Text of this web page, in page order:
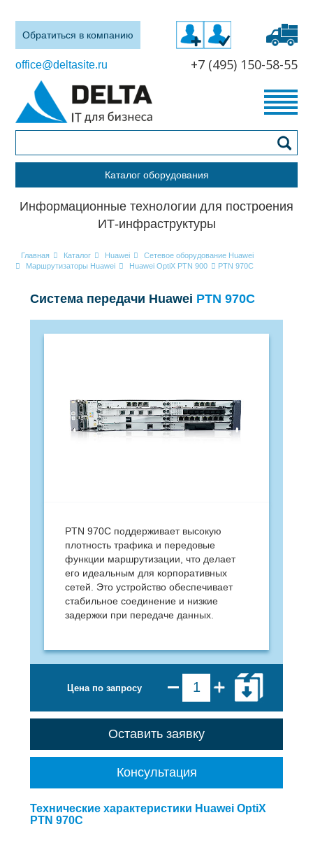
Обратиться в компанию
office@deltasite.ru +7 (495) 150-58-55
Каталог оборудования
Информационные технологии для построения
ИТ-инфраструктуры
Главная Каталог Huawei
Сетевое оборудование Huawei
Маршрутизаторы Huawei
Huawei OptiX PTN 900 PTN 970C
Система передачи Huawei PTN 970C
PTN 970C поддерживает высокую
плотность трафика и передовые
функции маршрутизации, что делает
его идеальным для корпоративных
сетей. Это устройство обеспечивает
стабильное соединение и низкие
задержки при передаче данных.
Цена по запросу
Оставить заявку
Консультация
Технические характеристики Huawei OptiX
PTN 970C